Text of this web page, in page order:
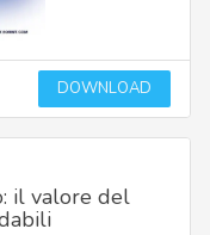
DOWNLOAD
il valore del